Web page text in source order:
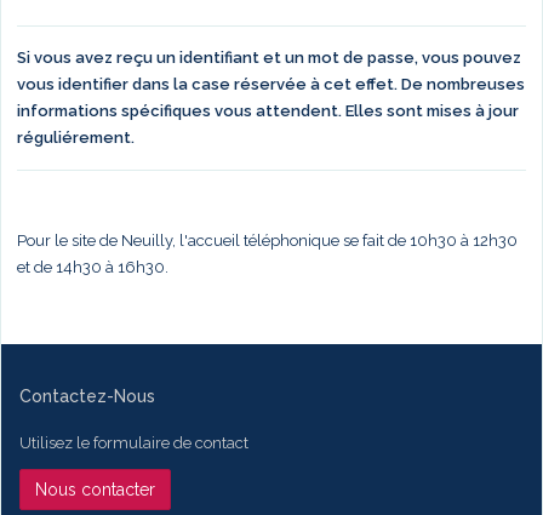
Si vous avez reçu un identifiant et un mot de passe, vous pouvez
vous identifier dans la case réservée à cet effet. De nombreuses
informations spécifiques vous attendent. Elles sont mises à jour
réguliérement.
Pour le site de Neuilly, l'accueil téléphonique se fait de 10h30 à 12h30
et de 14h30 à 16h30.
Contactez-Nous
Utilisez le formulaire de contact
Nous contacter